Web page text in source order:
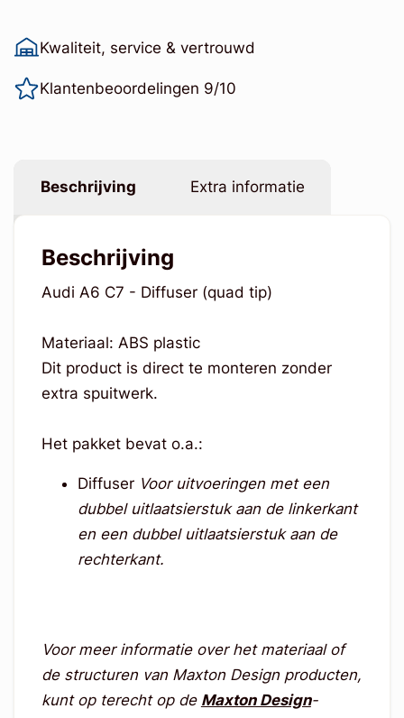
Kwaliteit, service & vertrouwd
Klantenbeoordelingen 9/10
Beschrijving Extra informatie
Beschrijving
Audi A6 C7 - Diffuser (quad tip)
Materiaal: ABS plastic
Dit product is direct te monteren zonder
extra spuitwerk.
Het pakket bevat o.a.:
Diffuser Voor uitvoeringen met een
dubbel uitlaatsierstuk aan de linkerkant
en een dubbel uitlaatsierstuk aan de
rechterkant.
Voor meer informatie over het materiaal of
de structuren van Maxton Design producten,
kunt op terecht op de Maxton Design-